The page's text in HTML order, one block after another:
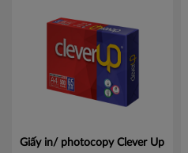
Giấy in/ photocopy Clever Up